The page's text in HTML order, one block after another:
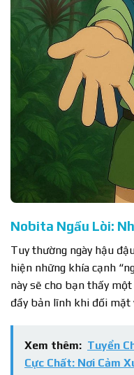
Nobita Ngầu Lòi:
Tuy thường ngày hậu
hiện những khía cạnh
này sẽ cho bạn thấy
đầy bản lĩnh khi đối mặt
Xem thêm: Tuyển
Cực Chất: Nơi Cảm